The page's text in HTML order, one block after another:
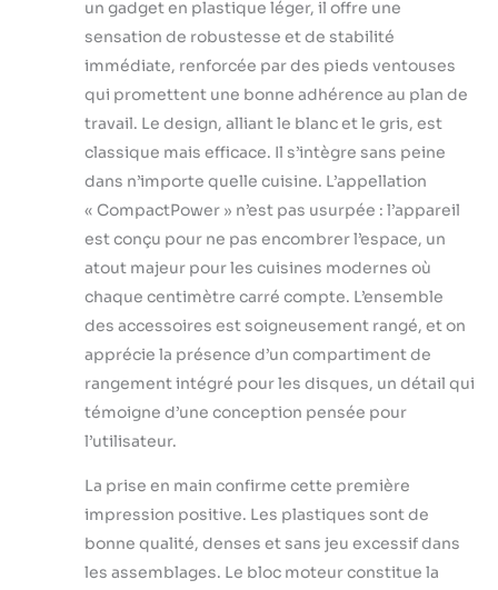
avec les
accessoires
fournis ou au lave-
vaisselle. Le design
et les pieds en
caoutchouc
assurent un
maintien sûr Pâtes
faites maison –
facilement et
rapidement avec le
disque
d'accessoires pour
nettoyage se fait
rapidement et
confortablement
avec les
vaisselle.
un gadget en plastique léger, il offre une
sensation de robustesse et de stabilité
immédiate, renforcée par des pieds ventouses
qui promettent une bonne adhérence au plan de
travail. Le design, alliant le blanc et le gris, est
classique mais efficace. Il s’intègre sans peine
dans n’importe quelle cuisine. L’appellation
« CompactPower » n’est pas usurpée : l’appareil
est conçu pour ne pas encombrer l’espace, un
atout majeur pour les cuisines modernes où
chaque centimètre carré compte. L’ensemble
des accessoires est soigneusement rangé, et on
apprécie la présence d’un compartiment de
rangement intégré pour les disques, un détail qui
témoigne d’une conception pensée pour
l’utilisateur.
La prise en main confirme cette première
impression positive. Les plastiques sont de
bonne qualité, denses et sans jeu excessif dans
les assemblages. Le bloc moteur constitue la